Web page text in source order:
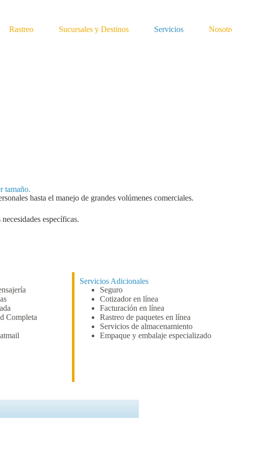
Rastreo Sucursales y Destinos Servicios Nosotros
tamaño.
hasta el manejo de grandes volúmenes comerciales.
específicas.
Completa
Servicios Adicionales
Seguro
Cotizador en línea
Facturación en línea
Rastreo de paquetes en línea
Servicios de almacenamiento
Empaque y embalaje especializado